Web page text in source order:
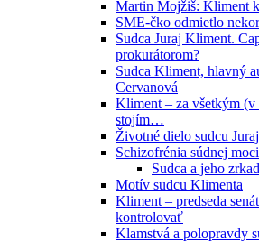
Martin Mojžiš: Kliment
SME-čko odmietlo
Sudca Juraj Kliment.
prokurátorom?
Sudca Kliment, hlavný
Cervanová
Kliment – za všetkým
stojím…
Životné dielo sudcu
Schizofrénia súdnej moci
Sudca a jeho
Motív sudcu Klimenta
Kliment – predseda
kontrolovať
Klamstvá a polopravdy